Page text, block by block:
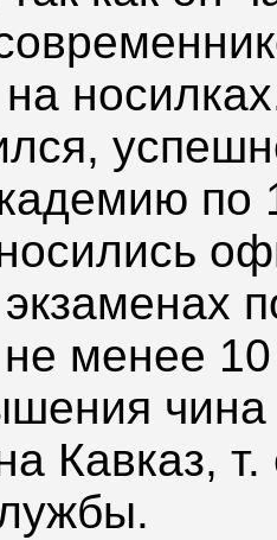
на
по
менее
чина
Кавказ,